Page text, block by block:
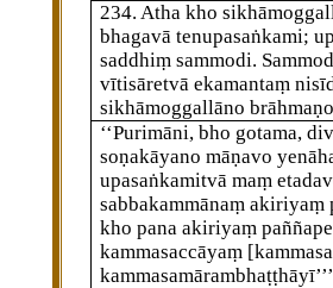
234. Atha kho
bhagavā tenupasaṅkami;
saddhiṃ sammodi.
vītisāretvā ekamantaṃ
sikhāmoggallāno
‘‘Purimāni, bho gotama,
soṇakāyano māṇavo
upasaṅkamitvā maṃ
sabbakammānaṃ akiriyaṃ
kho pana akiriyaṃ
kammasaccāyaṃ